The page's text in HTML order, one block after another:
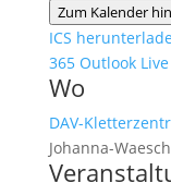
Zum Kalender
ICS
365 Outlook Live
Wo
DAV-
Johanna-